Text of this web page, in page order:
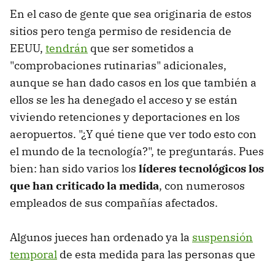
En el caso de gente que sea originaria de estos
sitios pero tenga permiso de residencia de
EEUU, tendrán que ser sometidos a
"comprobaciones rutinarias" adicionales,
aunque se han dado casos en los que también a
ellos se les ha denegado el acceso y se están
viviendo retenciones y deportaciones en los
aeropuertos. "¿Y qué tiene que ver todo esto con
el mundo de la tecnología?", te preguntarás. Pues
bien: han sido varios los líderes tecnológicos los
que han criticado la medida, con numerosos
empleados de sus compañías afectados.
Algunos jueces han ordenado ya la suspensión
temporal de esta medida para las personas que